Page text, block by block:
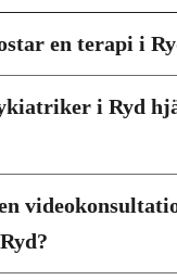
en terapi i
i Ryd